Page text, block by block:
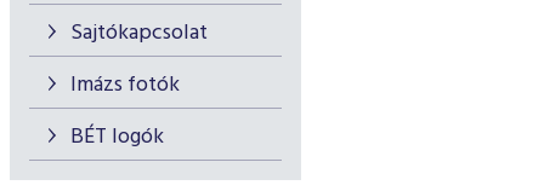
Sajtókapcsolat
Imázs fotók
BÉT logók